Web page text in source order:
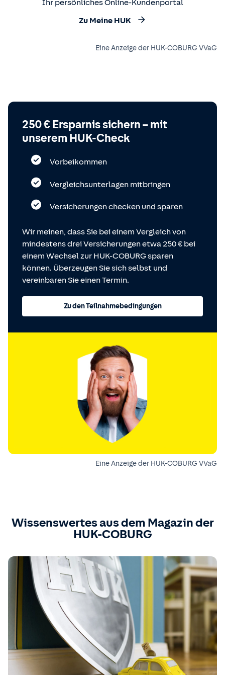
Ihr persönliches Online-Kundenportal
Zu Meine HUK
Eine Anzeige der HUK-COBURG VVaG
250 € Ersparnis sichern – mit
unserem HUK-Check
Vorbeikommen
Vergleichsunterlagen mitbringen
Versicherungen checken und sparen
Wir meinen, dass Sie bei einem Vergleich von
mindestens drei Versicherungen etwa 250 € bei
einem Wechsel zur HUK-COBURG sparen
können. Überzeugen Sie sich selbst und
vereinbaren Sie einen Termin.
Zu den Teilnahmebedingungen
Eine Anzeige der HUK-COBURG VVaG
Wissenswertes aus dem Magazin der
HUK-COBURG